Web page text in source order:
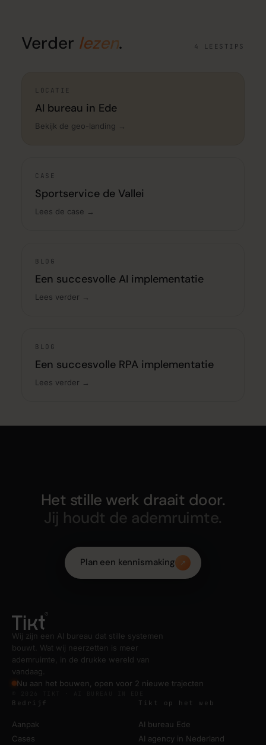
Verder lezen. 4 LEESTIPS
LOCATIE
AI bureau in Ede
Bekijk de geo-landing →
CASE
Sportservice de Vallei
Lees de case →
BLOG
Een succesvolle AI implementatie
Lees verder →
BLOG
Een succesvolle RPA implementatie
Lees verder →
Het stille werk draait door.
Jij houdt de ademruimte.
Plan een kennismaking ↗
Wij zijn een AI bureau dat stille systemen
bouwt. Wat wij neerzetten is meer
ademruimte, in de drukke wereld van
vandaag.
Nu aan het bouwen, open voor 2 nieuwe trajecten
Bedrijf
Aanpak
Cases
Tikt op het web
AI bureau Ede
AI agency in Nederland